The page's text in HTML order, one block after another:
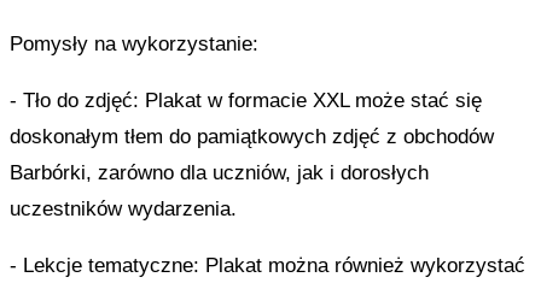
Pomysły na wykorzystanie:
- Tło do zdjęć: Plakat w formacie XXL może stać się
doskonałym tłem do pamiątkowych zdjęć z obchodów
Barbórki, zarówno dla uczniów, jak i dorosłych
uczestników wydarzenia.
- Lekcje tematyczne: Plakat można również wykorzystać